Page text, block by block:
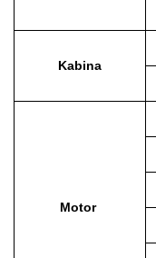
Kabina
Motor